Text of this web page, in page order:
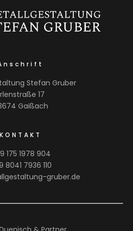
Stefan Gruber
17
Gaißach
KONTAKT
175 1978 904
8041 7936 110
gruber.de